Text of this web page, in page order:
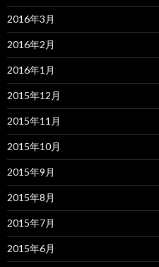
2016年3月
2016年2月
2016年1月
2015年12月
2015年11月
2015年10月
2015年9月
2015年8月
2015年7月
2015年6月